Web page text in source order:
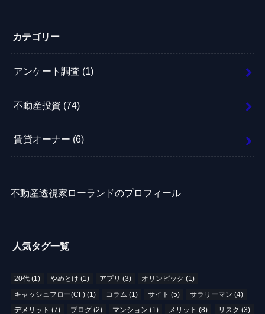
カテゴリー
アンケート調査 (1)
不動産投資 (74)
賃貸オーナー (6)
不動産透視家ローランドのプロフィール
人気タグ一覧
20代(1) やめとけ (1) アプリ (3) オリンピック (1)
キャッシュフロー(CF)(1) コラム (1) サイト (5) サラリーマン (4)
デメリット (7) ブログ (2) マンション (1) メリット (8) リスク (3)